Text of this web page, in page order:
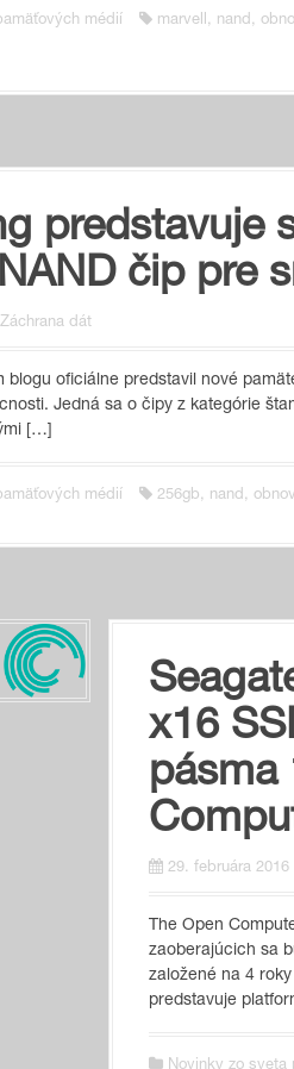
médií marvell, nand,
predstavuje
čip pre
Záchrana dát
blogu oficiálne predstavil nové
Jedná sa o čipy z kategórie
[…]
médií 256gb, nand,
x16
pásma
29. februára 2016
The Open
zaoberajúcich sa
založené na 4
predstavuje